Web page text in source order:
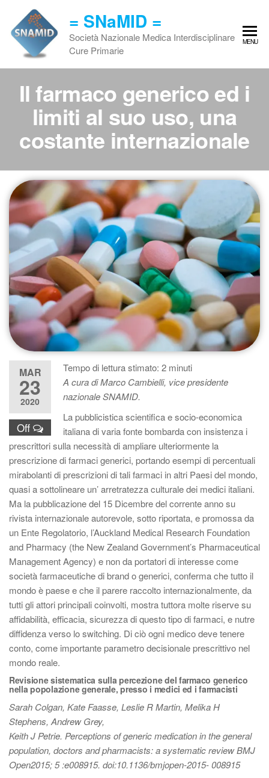
contenuto
= SNaMID =
Società Nazionale Medica Interdisciplinare
Cure Primarie
MENU
Il farmaco generico ed i
limiti al suo uso, una
costante internazionale
MAR
23
2020
Off
Tempo di lettura stimato: 2 minuti
A cura di Marco Cambielli, vice presidente
nazionale SNAMID.
La pubblicistica scientifica e socio-economica
italiana di varia fonte bombarda con insistenza i
prescrittori sulla necessità di ampliare ulteriormente la
prescrizione di farmaci generici, portando esempi di percentuali
mirabolanti di prescrizioni di tali farmaci in altri Paesi del mondo,
quasi a sottolineare un’ arretratezza culturale dei medici italiani.
Ma la pubblicazione del 15 Dicembre del corrente anno su
rivista internazionale autorevole, sotto riportata, e promossa da
un Ente Regolatorio, l’Auckland Medical Research Foundation
and Pharmacy (the New Zealand Government’s Pharmaceutical
Management Agency) e non da portatori di interesse come
società farmaceutiche di brand o generici, conferma che tutto il
mondo è paese e che il parere raccolto internazionalmente, da
tutti gli attori principali coinvolti, mostra tuttora molte riserve su
affidabilità, efficacia, sicurezza di questo tipo di farmaci, e nutre
diffidenza verso lo switching. Di ciò ogni medico deve tenere
conto, come importante parametro decisionale prescrittivo nel
mondo reale.
Revisione sistematica sulla percezione del farmaco generico
nella popolazione generale, presso i medici ed i farmacisti
Sarah Colgan, Kate Faasse, Leslie R Martin, Melika H
Stephens, Andrew Grey,
Keith J Petrie. Perceptions of generic medication in the general
population, doctors and pharmacists: a systematic review BMJ
Open2015; 5 :e008915. doi:10.1136/bmjopen-2015- 008915